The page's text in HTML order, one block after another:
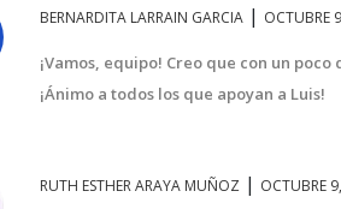
BERNARDITA LARRAIN GARCIA | OCTUBRE
¡Vamos, equipo! Creo que con un
¡Ánimo a todos los que apoyan a Luis!
RUTH ESTHER ARAYA MUÑOZ | OCTUBRE